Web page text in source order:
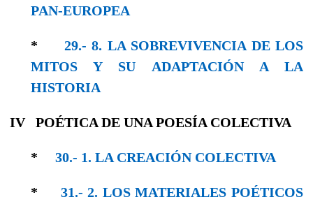
PAN-EUROPEA
* 29.- 8. LA SOBREVIVENCIA DE LOS
MITOS Y SU ADAPTACIÓN A LA
HISTORIA
IV POÉTICA DE UNA POESÍA COLECTIVA
* 30.- 1. LA CREACIÓN COLECTIVA
* 31.- 2. LOS MATERIALES POÉTICOS